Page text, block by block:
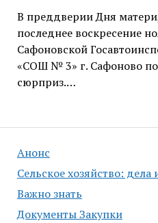
Анонс
Сельское хозяйство:
Важно знать
Документы Закупки
В преддверии Дня
последнее воскресение
Сафоновской
«СОШ № 3» г. Сафоново
сюрприз.…